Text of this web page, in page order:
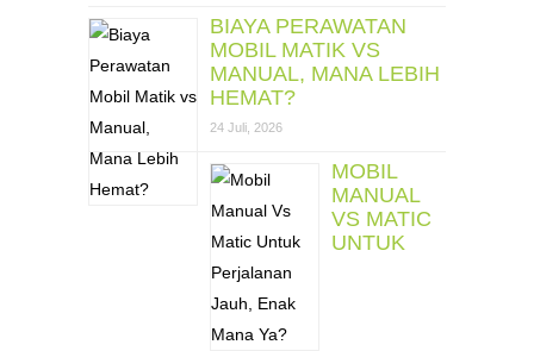
BIAYA PERAWATAN
MOBIL MATIK VS
MANUAL, MANA LEBIH
HEMAT?
24 Juli, 2026
MOBIL
MANUAL
VS MATIC
UNTUK